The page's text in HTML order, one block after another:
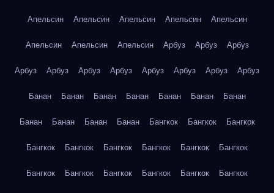
Апельсин Апельсин Апельсин Апельсин Апельсин
Апельсин Апельсин Апельсин Арбуз Арбуз Арбуз
Арбуз Арбуз Арбуз Арбуз Арбуз Арбуз Арбуз Арбуз
Банан Банан Банан Банан Банан Банан Банан
Банан Банан Банан Банан Бангкок Бангкок Бангкок
Бангкок Бангкок Бангкок Бангкок Бангкок Бангкок
Бангкок Бангкок Бангкок Бангкок Бангкок Бангкок